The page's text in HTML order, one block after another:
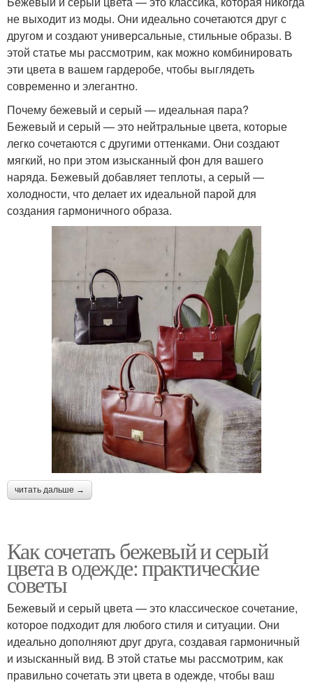
не выходит из моды. Они идеально сочетаются друг с
другом и создают универсальные, стильные образы. В
этой статье мы рассмотрим, как можно комбинировать
эти цвета в вашем гардеробе, чтобы выглядеть
современно и элегантно.
Почему бежевый и серый — идеальная пара?
Бежевый и серый — это нейтральные цвета, которые
легко сочетаются с другими оттенками. Они создают
мягкий, но при этом изысканный фон для вашего
наряда. Бежевый добавляет теплоты, а серый —
холодности, что делает их идеальной парой для
создания гармоничного образа.
читать дальше →
Как сочетать бежевый и серый
цвета в одежде: практические
советы
Бежевый и серый цвета — это классическое сочетание,
которое подходит для любого стиля и ситуации. Они
идеально дополняют друг друга, создавая гармоничный
и изысканный вид. В этой статье мы рассмотрим, как
правильно сочетать эти цвета в одежде, чтобы ваш